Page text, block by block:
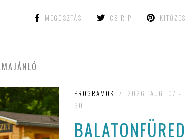
KITŰZÉS
CSIRIP
MEGOSZTÁS
PROGRAMOK /
2026. AUG. 07 -
30.
BALATONFÜREDI